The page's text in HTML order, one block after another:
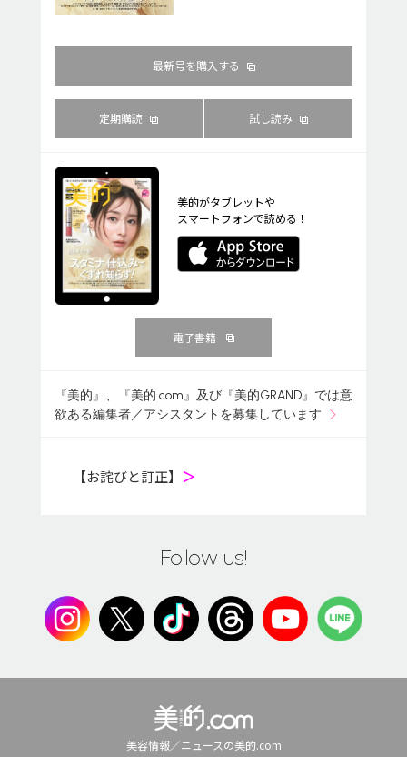
最新号を購入する
定期購読 試し読み
美的がタブレットや
スマートフォンで読める！
電子書籍
『美的』、『美的.com』及び『美的GRAND』では意
欲ある編集者／アシスタントを募集しています
【お詫びと訂正】 ＞
Follow us!
美容情報／ニュースの美的.com